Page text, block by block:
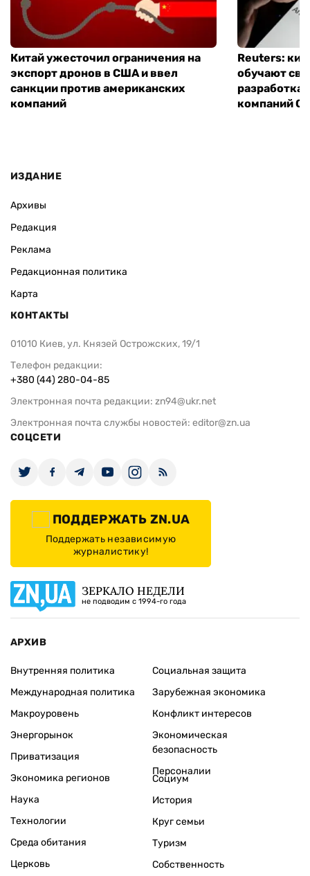
Китай ужесточил ограничения на
экспорт дронов в США и ввел
санкции против американских
компаний
Reuters:
обучают
компаний
ИЗДАНИЕ
Архивы
Редакция
Реклама
Редакционная политика
Карта
КОНТАКТЫ
01010 Киев, ул. Князей Острожских, 19/1
Телефон редакции:
+380 (44) 280-04-85
Электронная почта редакции: zn94@ukr.net
Электронная почта службы новостей: editor@zn.ua
СОЦСЕТИ
ПОДДЕРЖАТЬ ZN.UA
Поддержать независимую
журналистику!
ЗЕРКАЛО НЕДЕЛИ
не подводим с 1994-го года
АРХИВ
Внутренняя политика
Международная политика
Макроуровень
Энергорынок
Приватизация
Экономика регионов
Социальная защита
Зарубежная экономика
Конфликт интересов
Экономическая
безопасность
Персоналии
Наука
Технологии
Среда обитания
Церковь
Социум
История
Круг семьи
Туризм
Собственность